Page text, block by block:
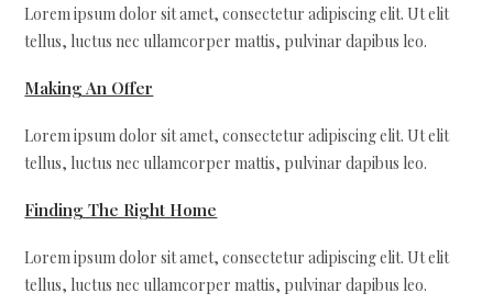
Lorem ipsum dolor sit amet, consectetur adipiscing elit. Ut elit
tellus, luctus nec ullamcorper mattis, pulvinar dapibus leo.
Making An Offer
Lorem ipsum dolor sit amet, consectetur adipiscing elit. Ut elit
tellus, luctus nec ullamcorper mattis, pulvinar dapibus leo.
Finding The Right Home
Lorem ipsum dolor sit amet, consectetur adipiscing elit. Ut elit
tellus, luctus nec ullamcorper mattis, pulvinar dapibus leo.